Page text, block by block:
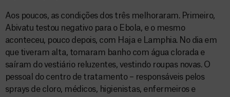
Aos poucos, as condições dos três melhoraram. Primeiro,
Abivatu testou negativo para o Ebola, e o mesmo
aconteceu, pouco depois, com Haja e Lamphia. No dia em
que tiveram alta, tomaram banho com água clorada e
saíram do vestiário reluzentes, vestindo roupas novas. O
pessoal do centro de tratamento – responsáveis pelos
sprays de cloro, médicos, higienistas, enfermeiros e